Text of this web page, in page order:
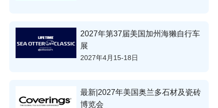
2027年第37届美国加州海獭自行车
展
2027年4月15-18日
最新|2027年美国奥兰多石材及瓷砖
博览会